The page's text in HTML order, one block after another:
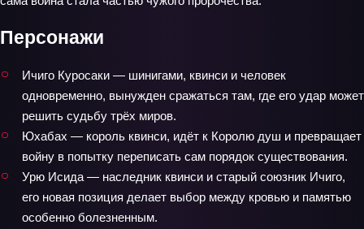
Персонажи
Ичиго Куросаки — шинигами, квинси и человек
одновременно, вынужден сражаться там, где его удар может
решить судьбу трёх миров.
Юхабах — король квинси, идёт к Королю душ и превращает
войну в попытку переписать сам порядок существования.
Урю Исида — наследник квинси и старый союзник Ичиго,
его новая позиция делает выбор между кровью и памятью
особенно болезненным.